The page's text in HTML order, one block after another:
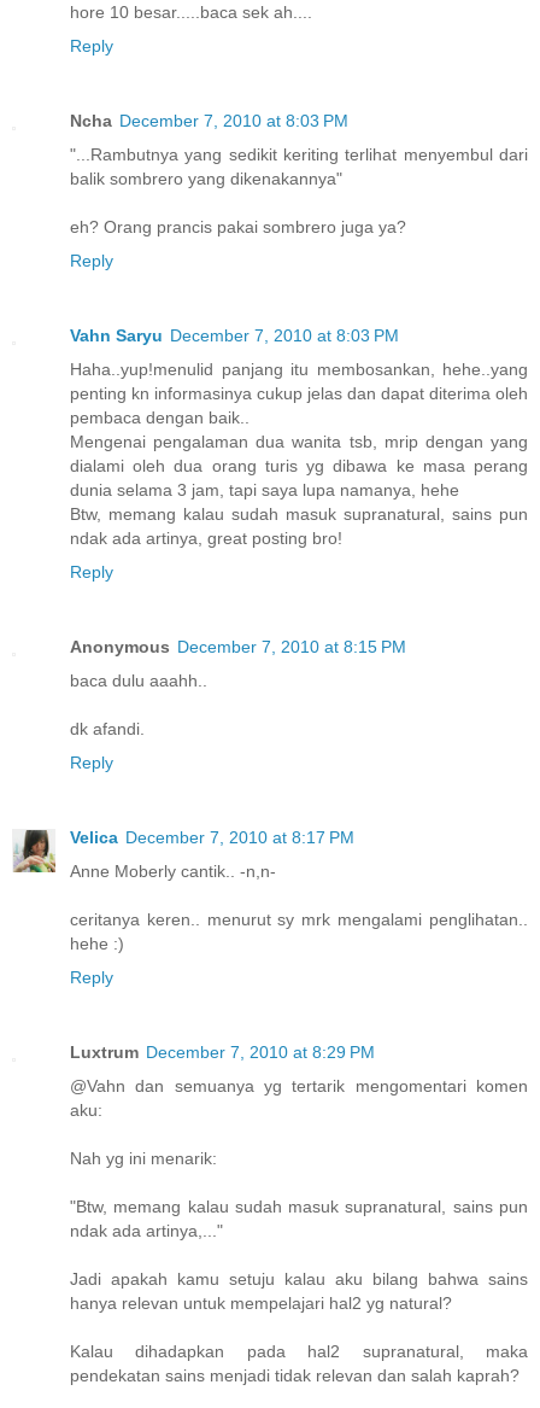
hore 10 besar.....baca sek ah....
Reply
Ncha December 7, 2010 at 8:03 PM
"...Rambutnya yang sedikit keriting terlihat menyembul dari
balik sombrero yang dikenakannya"
eh? Orang prancis pakai sombrero juga ya?
Reply
Vahn Saryu December 7, 2010 at 8:03 PM
Haha..yup!menulid panjang itu membosankan, hehe..yang
penting kn informasinya cukup jelas dan dapat diterima oleh
pembaca dengan baik..
Mengenai pengalaman dua wanita tsb, mrip dengan yang
dialami oleh dua orang turis yg dibawa ke masa perang
dunia selama 3 jam, tapi saya lupa namanya, hehe
Btw, memang kalau sudah masuk supranatural, sains pun
ndak ada artinya, great posting bro!
Reply
Anonymous December 7, 2010 at 8:15 PM
baca dulu aaahh..
dk afandi.
Reply
Velica December 7, 2010 at 8:17 PM
Anne Moberly cantik.. -n,n-
ceritanya keren.. menurut sy mrk mengalami penglihatan..
hehe :)
Reply
Luxtrum December 7, 2010 at 8:29 PM
@Vahn dan semuanya yg tertarik mengomentari komen
aku:
Nah yg ini menarik:
"Btw, memang kalau sudah masuk supranatural, sains pun
ndak ada artinya,..."
Jadi apakah kamu setuju kalau aku bilang bahwa sains
hanya relevan untuk mempelajari hal2 yg natural?
Kalau dihadapkan pada hal2 supranatural, maka
pendekatan sains menjadi tidak relevan dan salah kaprah?